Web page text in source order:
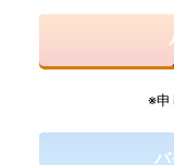
※申
バ